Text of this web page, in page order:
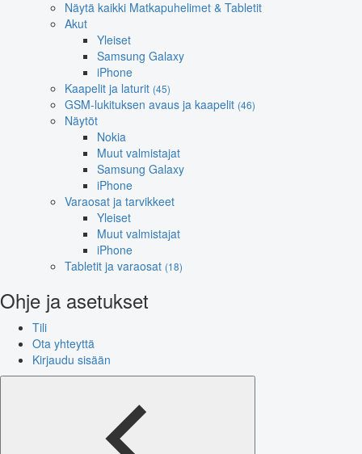
Näytä kaikki Matkapuhelimet & Tabletit
Akut
Yleiset
Samsung Galaxy
iPhone
Kaapelit ja laturit (45)
GSM-lukituksen avaus ja kaapelit (46)
Näytöt
Nokia
Muut valmistajat
Samsung Galaxy
iPhone
Varaosat ja tarvikkeet
Yleiset
Muut valmistajat
iPhone
Tabletit ja varaosat (18)
Ohje ja asetukset
Tili
Ota yhteyttä
Kirjaudu sisään